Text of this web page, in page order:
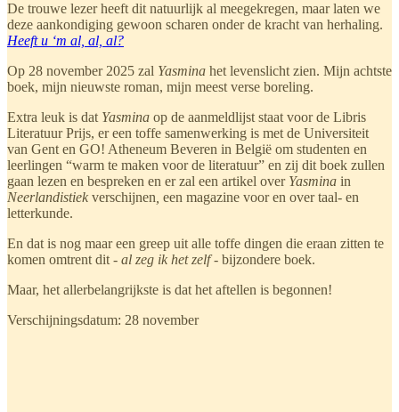
De trouwe lezer heeft dit natuurlijk al meegekregen, maar laten we
deze aankondiging gewoon scharen onder de kracht van herhaling.
Heeft u ‘m al, al, al?
Op 28 november 2025 zal Yasmina het levenslicht zien. Mijn achtste
boek, mijn nieuwste roman, mijn meest verse boreling.
Extra leuk is dat Yasmina op de aanmeldlijst staat voor de Libris
Literatuur Prijs, er een toffe samenwerking is met de Universiteit
van Gent en GO! Atheneum Beveren in België om studenten en
leerlingen “warm te maken voor de literatuur” en zij dit boek zullen
gaan lezen en bespreken en er zal een artikel over Yasmina in
Neerlandistiek verschijnen een magazine voor en over taal- en
letterkunde.
En dat is nog maar een greep uit alle toffe dingen die eraan zitten te
komen omtrent dit - al zeg ik het zelf- bijzondere boek.
Maar, het allerbelangrijkste is dat het aftellen is begonnen!
Verschijningsdatum: 28 november